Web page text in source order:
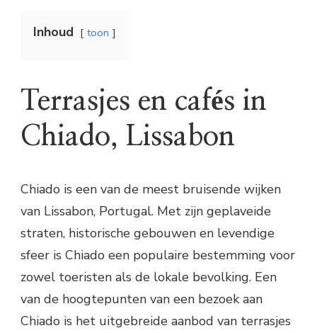
Inhoud toon
Terrasjes en cafés in
Chiado, Lissabon
Chiado is een van de meest bruisende wijken
van Lissabon, Portugal. Met zijn geplaveide
straten, historische gebouwen en levendige
sfeer is Chiado een populaire bestemming voor
zowel toeristen als de lokale bevolking. Een
van de hoogtepunten van een bezoek aan
Chiado is het uitgebreide aanbod van terrasjes